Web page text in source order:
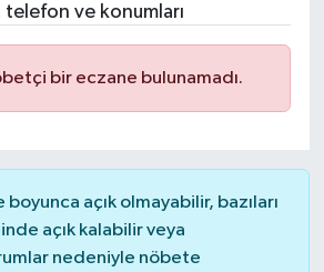
ve konumları
bir eczane bulunamadı.
açık olmayabilir, bazıları
açık kalabilir veya
nedeniyle nöbete